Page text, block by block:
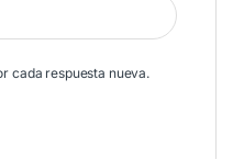
cada respuesta nueva.